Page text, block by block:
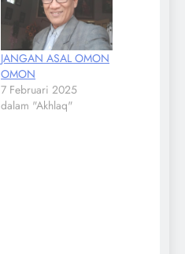
JANGAN ASAL OMON
OMON
7 Februari 2025
dalam "Akhlaq"